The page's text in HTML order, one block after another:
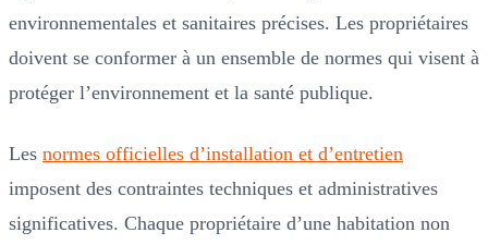
environnementales et sanitaires précises. Les propriétaires
doivent se conformer à un ensemble de normes qui visent à
protéger l’environnement et la santé publique.
Les normes officielles d’installation et d’entretien
imposent des contraintes techniques et administratives
significatives. Chaque propriétaire d’une habitation non